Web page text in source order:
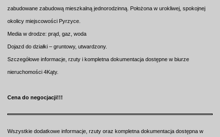
zabudowane zabudową mieszkalną jednorodzinną. Położona w urokliwej, spokojnej
okolicy miejscowości Pyrzyce.
Media w drodze: prąd, gaz, woda
Dojazd do działki – gruntowy, utwardzony.
Szczegółowe informacje, rzuty i kompletna dokumentacja dostępne w biurze
nieruchomości 4Kąty.
Cena do negocjacji!!!
Wszystkie dodatkowe informacje, rzuty oraz kompletna dokumentacja dostępna w